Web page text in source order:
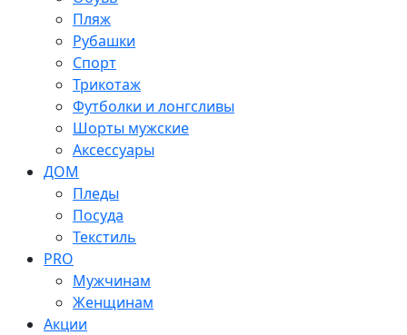
Пляж
Рубашки
Спорт
Трикотаж
Футболки и лонгсливы
Шорты мужские
Аксессуары
ДОМ
Пледы
Посуда
Текстиль
PRO
Мужчинам
Женщинам
Акции